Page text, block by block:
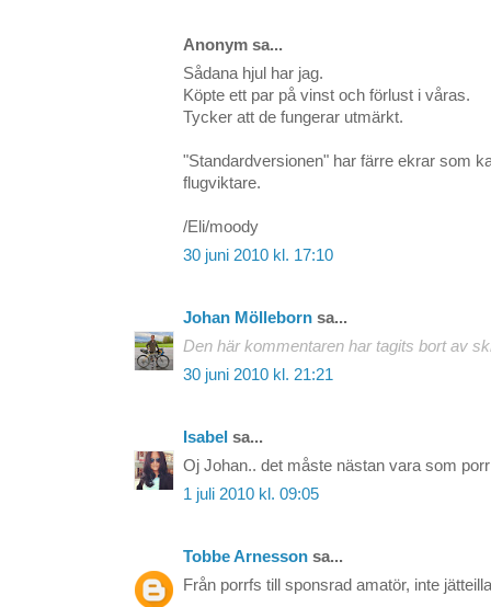
Anonym sa...
Sådana hjul har jag.
Köpte ett par på vinst och förlust i våras.
Tycker att de fungerar utmärkt.
"Standardversionen" har färre ekrar som
flugviktare.
/Eli/moody
30 juni 2010 kl. 17:10
Johan Mölleborn sa...
Den här kommentaren har tagits bort av
30 juni 2010 kl. 21:21
Isabel sa...
Oj Johan.. det måste nästan vara som
1 juli 2010 kl. 09:05
Tobbe Arnesson sa...
Från porrfs till sponsrad amatör, inte